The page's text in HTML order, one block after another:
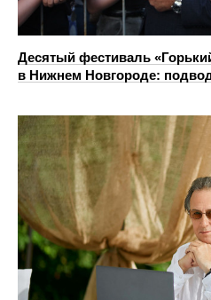
Десятый фестиваль
в Нижнем Новгороде: